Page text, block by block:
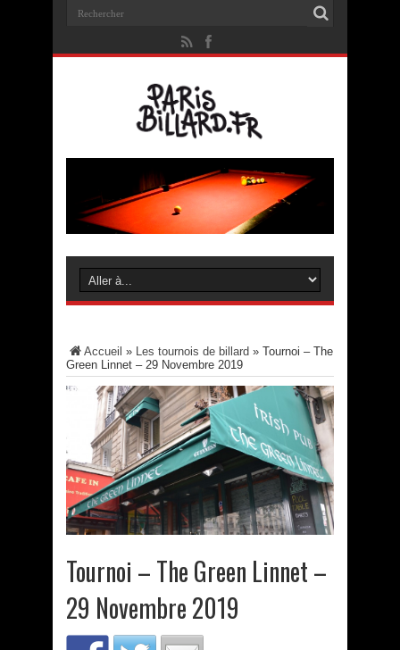
Accueil » Les tournois de billard » Tournoi – The
Green Linnet – 29 Novembre 2019
Tournoi – The Green Linnet –
29 Novembre 2019